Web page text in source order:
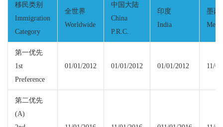
移民类别
Immigration
Category
全世界
Worldwide
中国大陆
China
P.R.C.
印度
India
墨西
第一优先
1st
Preference
01/01/2012 01/01/2012 01/01/2012 11/
第二优先
(A)